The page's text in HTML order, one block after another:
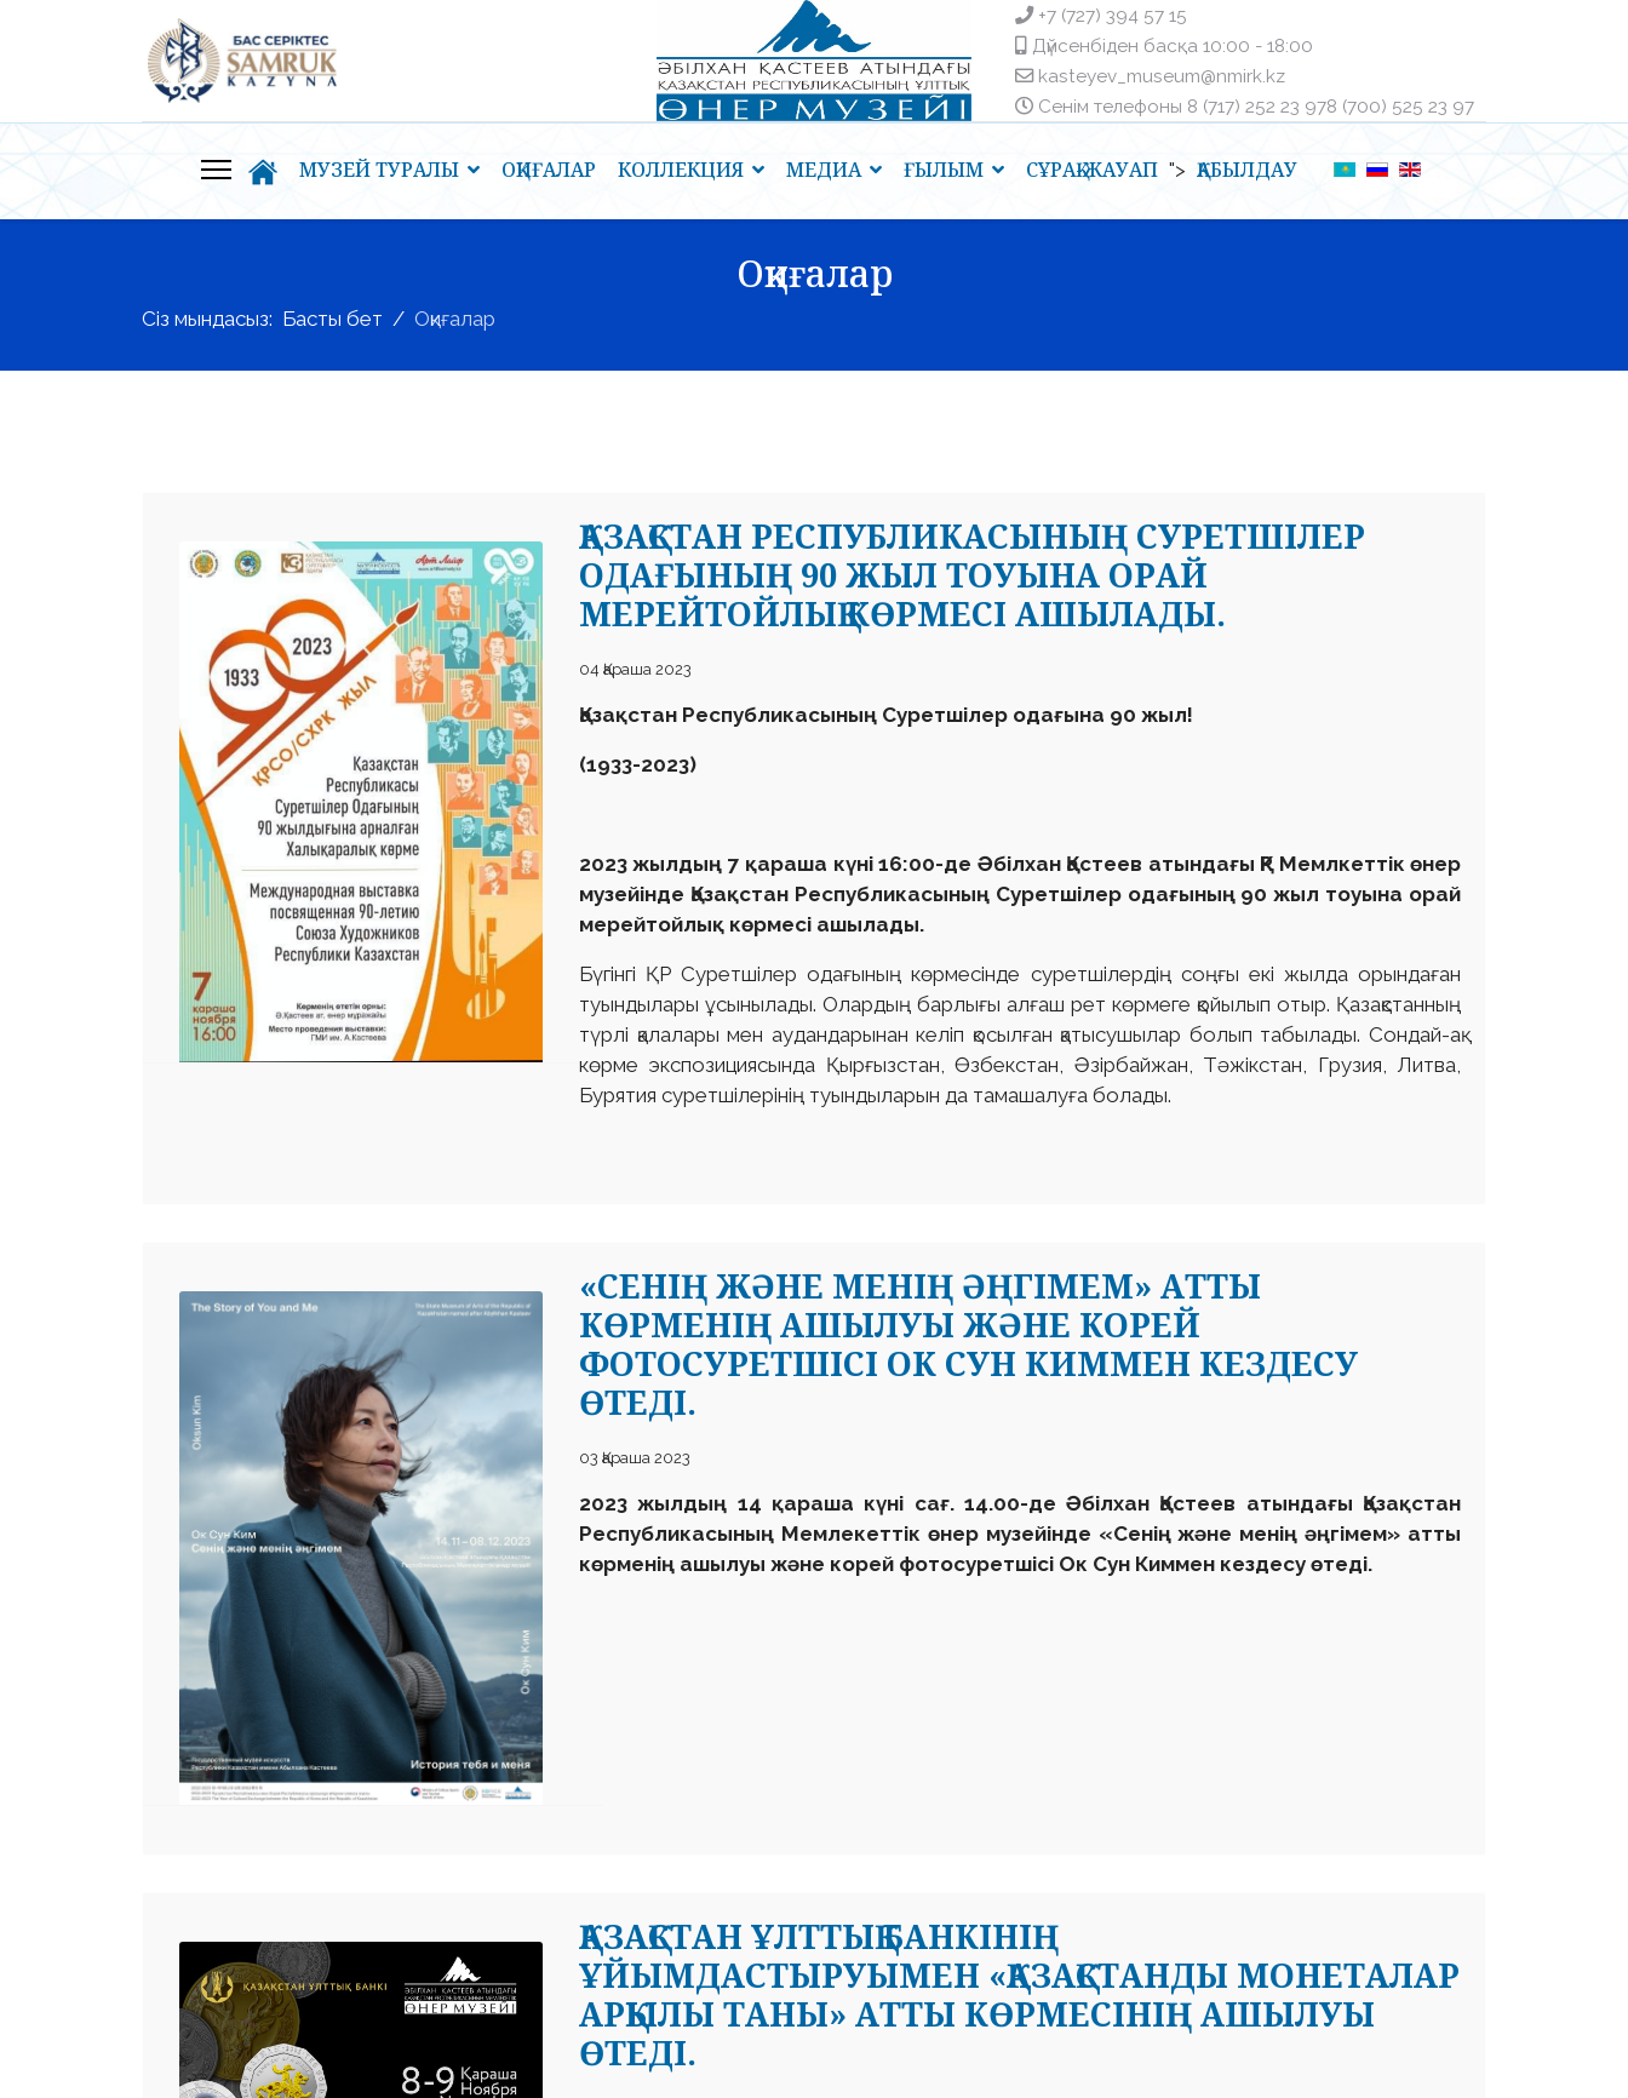
+7 (727) 394 57 15
Дүйсенбіден басқа ㅤ10:00 - 18:00
kasteyev_museum@nmirk.kz
Сенім телефоныㅤ 8 (717) 252 23 97ㅤ8 (700) 525 23 97
МУЗЕЙ ТУРАЛЫ ОҚИҒАЛАР КОЛЛЕКЦИЯ МЕДИА ҒЫЛЫМ СҰРАҚ-ЖАУАП "> ҚАБЫЛДАУ
Оқиғалар
Сіз мындасыз: Басты бет Оқиғалар
ҚАЗАҚСТАН РЕСПУБЛИКАСЫНЫҢ СУРЕТШІЛЕР
ОДАҒЫНЫҢ 90 ЖЫЛ ТОУЫНА ОРАЙ
МЕРЕЙТОЙЛЫҚ КӨРМЕСІ АШЫЛАДЫ.
04 Қараша 2023
Қазақстан Республикасының Суретшілер одағына 90 жыл!
(1933-2023)
2023 жылдың 7 қараша күні 16:00-де Әбілхан Қастеев атындағы ҚР Мемлкеттік өнер
музейінде Қазақстан Республикасының Суретшілер одағының 90 жыл тоуына орай
мерейтойлық көрмесі ашылады.
Бүгінгі ҚР Суретшілер одағының көрмесінде суретшілердің соңғы екі жылда орындаған
туындылары ұсынылады. Олардың барлығы алғаш рет көрмеге қойылып отыр. Қазақстанның
түрлі қалалары мен аудандарынан келіп қосылған қатысушылар болып табылады. Сондай-ақ
көрме экспозициясында Қырғызстан, Өзбекстан, Әзірбайжан, Тәжікстан, Грузия, Литва,
Бурятия суретшілерінің туындыларын да тамашалуға болады.
«СЕНІҢ ЖӘНЕ МЕНІҢ ӘҢГІМЕМ» АТТЫ
КӨРМЕНІҢ АШЫЛУЫ ЖӘНЕ КОРЕЙ
ФОТОСУРЕТШІСІ ОК СУН КИММЕН КЕЗДЕСУ
ӨТЕДІ.
03 Қараша 2023
2023 жылдың 14 қараша күні сағ. 14.00-деӘбілхан Қастеев атындағы Қазақстан
Республикасының Мемлекеттік өнер музейінде «Сенің және менің әңгімем» атты
көрменің ашылуы және корей фотосуретшісі Ок Сун Киммен кездесу өтеді.
ҚАЗАҚСТАН ҰЛТТЫҚ БАНКІНІҢ
ҰЙЫМДАСТЫРУЫМЕН «ҚАЗАҚСТАНДЫ МОНЕТАЛАР
АРҚЫЛЫ ТАНЫ» АТТЫ КӨРМЕСІНІҢ АШЫЛУЫ
ӨТЕДІ.